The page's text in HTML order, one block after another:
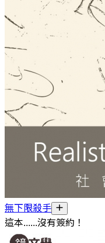
無下限殺手
這本......沒有簽約！